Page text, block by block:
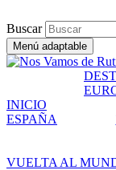
Buscar
Menú adaptable
Nos Vamos de
Un blog de viajes
consejos.
INICIO
ESPAÑA
VUELTA AL